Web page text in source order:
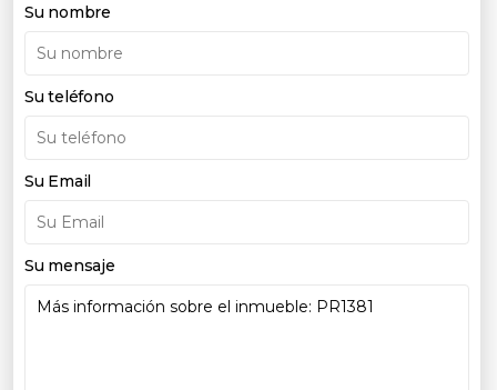
Su nombre
Su teléfono
Su Email
Su mensaje